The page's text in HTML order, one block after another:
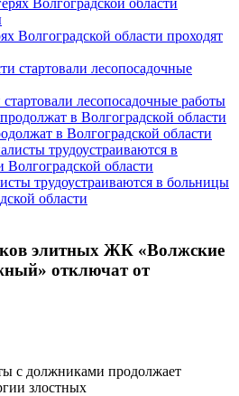
Волгоградской области проходят
лесопосадочные работы
в Волгоградской области
трудоустраиваются в больницы
области
элитных ЖК «Волжские
отключат от
с должниками продолжает
злостных